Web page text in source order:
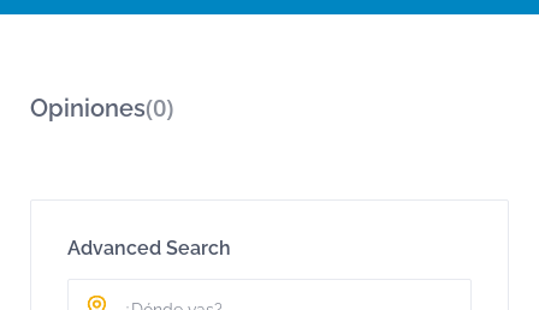
Opiniones(0)
Advanced Search